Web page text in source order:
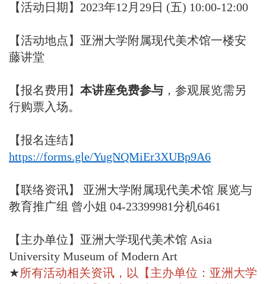
【活动日期】2023年12月29日 (五) 10:00-12:00
【活动地点】亚洲大学附属现代美术馆一楼安
藤讲堂
【报名费用】 本讲座免费参与 ，参观展览需另
行购票入场。
【报名连结】
https://forms.gle/YugNQMiEr3XUBp9A6
【联络资讯】 亚洲大学附属现代美术馆 展览与
教育推广组 曾小姐 04-23399981分机6461
【主办单位】 亚洲大学现代美术馆 Asia
University Museum of Modern Art
★所有活动相关资讯，以【主办单位： 亚洲大学